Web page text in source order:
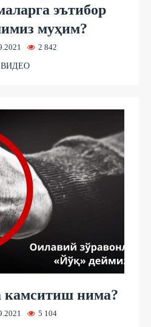
эътибор
муҳим?
2 842
ВИДЕО
нима?
5 104